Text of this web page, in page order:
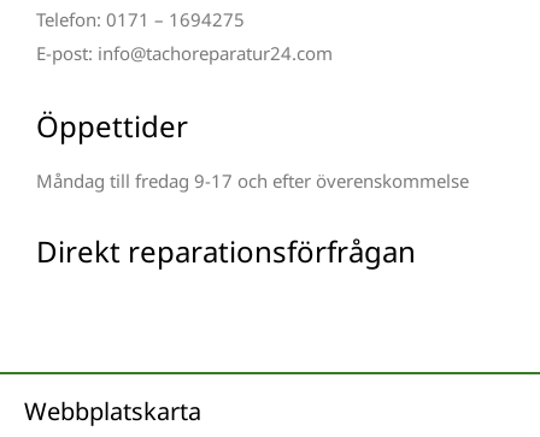
Telefon: 0171 – 1694275
E-post: info@tachoreparatur24.com
Öppettider
Måndag till fredag 9-17 och efter överenskommelse
Direkt reparationsförfrågan
Webbplatskarta